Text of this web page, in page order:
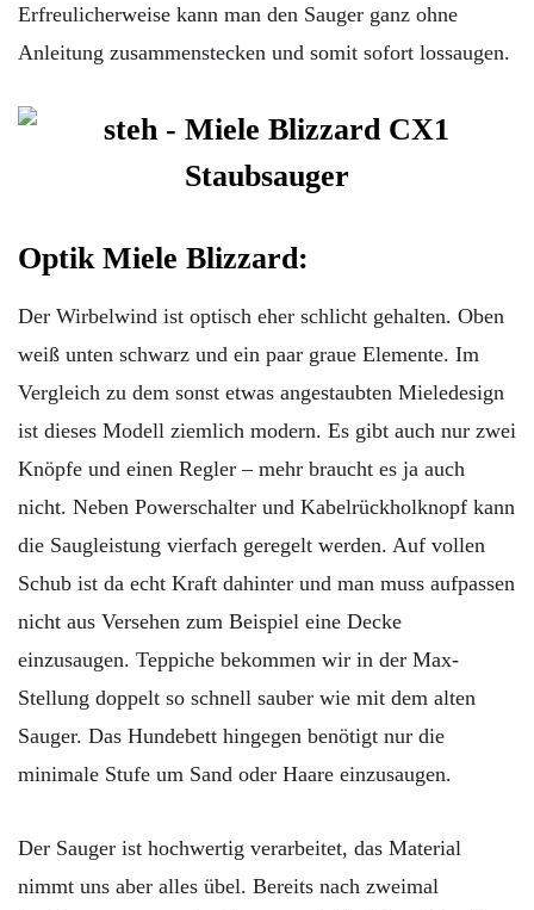
Erfreulicherweise kann man den Sauger ganz ohne
Anleitung zusammenstecken und somit sofort lossaugen.
Optik Miele Blizzard:
Der Wirbelwind ist optisch eher schlicht gehalten. Oben
weiß unten schwarz und ein paar graue Elemente. Im
Vergleich zu dem sonst etwas angestaubten Mieledesign
ist dieses Modell ziemlich modern. Es gibt auch nur zwei
Knöpfe und einen Regler – mehr braucht es ja auch
nicht. Neben Powerschalter und Kabelrückholknopf kann
die Saugleistung vierfach geregelt werden. Auf vollen
Schub ist da echt Kraft dahinter und man muss aufpassen
nicht aus Versehen zum Beispiel eine Decke
einzusaugen. Teppiche bekommen wir in der Max-
Stellung doppelt so schnell sauber wie mit dem alten
Sauger. Das Hundebett hingegen benötigt nur die
minimale Stufe um Sand oder Haare einzusaugen.
Der Sauger ist hochwertig verarbeitet, das Material
nimmt uns aber alles übel. Bereits nach zweimal